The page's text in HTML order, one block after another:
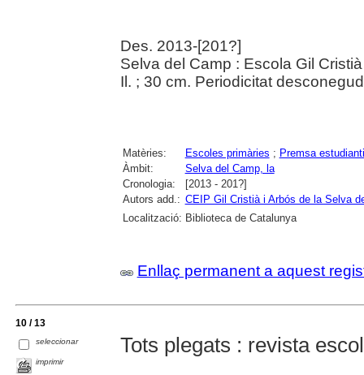
Des. 2013-[201?]
Selva del Camp : Escola Gil
Il. ; 30 cm. Periodicitat
Matèries: Escoles primàries ; Premsa
Àmbit:
Selva del Camp, la
Cronologia:
[2013 - 201?]
Autors add.: CEIP Gil Cristià i Arbós de la Selva
Localització: Biblioteca de Catalunya
Enllaç permanent a aquest
10 / 13
seleccionar
imprimir
Tots plegats : revista